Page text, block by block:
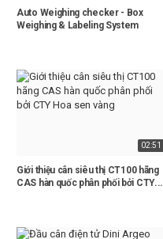
Auto Weighing checker - Box
Weighing & Labeling System
02:51
Giới thiệu cân siêu thị CT100 hãng
CAS hàn quốc phân phối bởi CTY...